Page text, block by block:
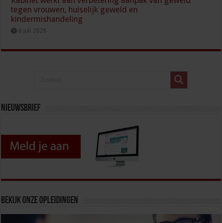
tegen vrouwen, huiselijk geweld en
kindermishandeling
6 juli 2026
Nieuwsbrief
Bekijk onze opleidingen